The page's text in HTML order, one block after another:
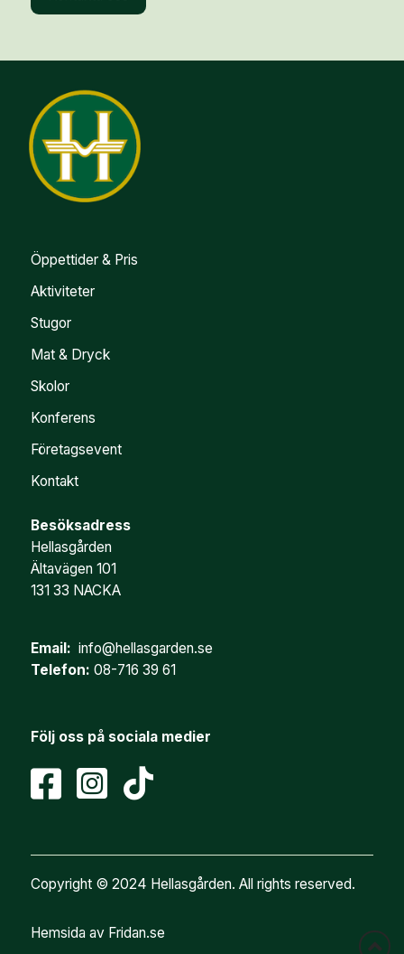
Öppettider & Pris
Aktiviteter
Stugor
Mat & Dryck
Skolor
Konferens
Företagsevent
Kontakt
Besöksadress
Hellasgården
Ältavägen 101
131 33 NACKA
Email: info@hellasgarden.se
Telefon: 08-716 39 61
Följ oss på sociala medier
Copyright © 2024 Hellasgården. All rights reserved.
Hemsida av Fridan.se